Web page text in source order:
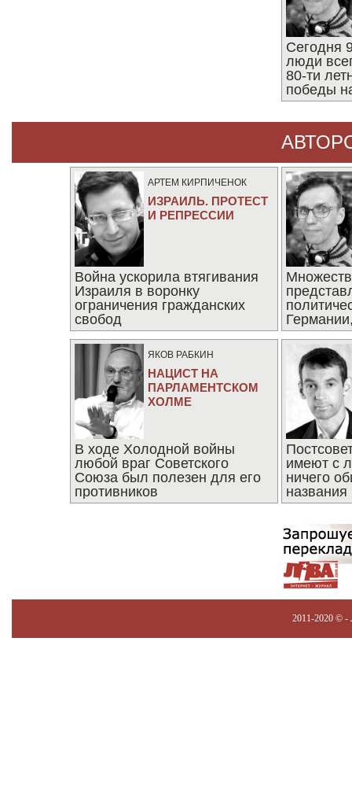
Сегодня
люди
80-ти
победы
АРТЕМ КИРПИЧЕНОК
ИЗРАИЛЬ. ПРОТЕСТ
И РЕПРЕССИИ
Война ускорила втягивания
Израиля в воронку
ограничения гражданских
свобод
ЯКОВ РАБКИН
НАЦИСТ НА
ПАРЛАМЕНТСКОМ
ХОЛМЕ
В ходе Холодной войны
любой враг Советского
Союза был полезен для его
противников
имеют с
ничего
названия
2011-2020 © -